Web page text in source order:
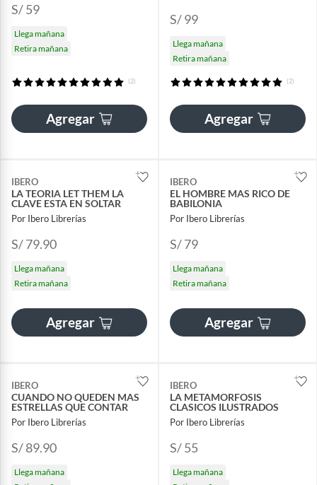
S/ 59
Llega mañana
Retira mañana
(2)
Agregar
S/ 99
Llega mañana
Retira mañana
(2)
Agregar
IBERO
LA TEORIA LET THEM LA
CLAVE ESTA EN SOLTAR
Por Ibero Librerías
S/ 79.90
Llega mañana
Retira mañana
Agregar
IBERO
EL HOMBRE MAS RICO DE
BABILONIA
Por Ibero Librerías
S/ 79
Llega mañana
Retira mañana
Agregar
IBERO
CUANDO NO QUEDEN MAS
ESTRELLAS QUE CONTAR
Por Ibero Librerías
S/ 89.90
Llega mañana
IBERO
LA METAMORFOSIS
CLASICOS ILUSTRADOS
Por Ibero Librerías
S/ 55
Llega mañana